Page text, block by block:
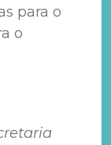
para o
o